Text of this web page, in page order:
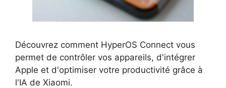
Découvrez comment HyperOS Connect vous
permet de contrôler vos appareils, d'intégrer
Apple et d'optimiser votre productivité grâce à
l'IA de Xiaomi.